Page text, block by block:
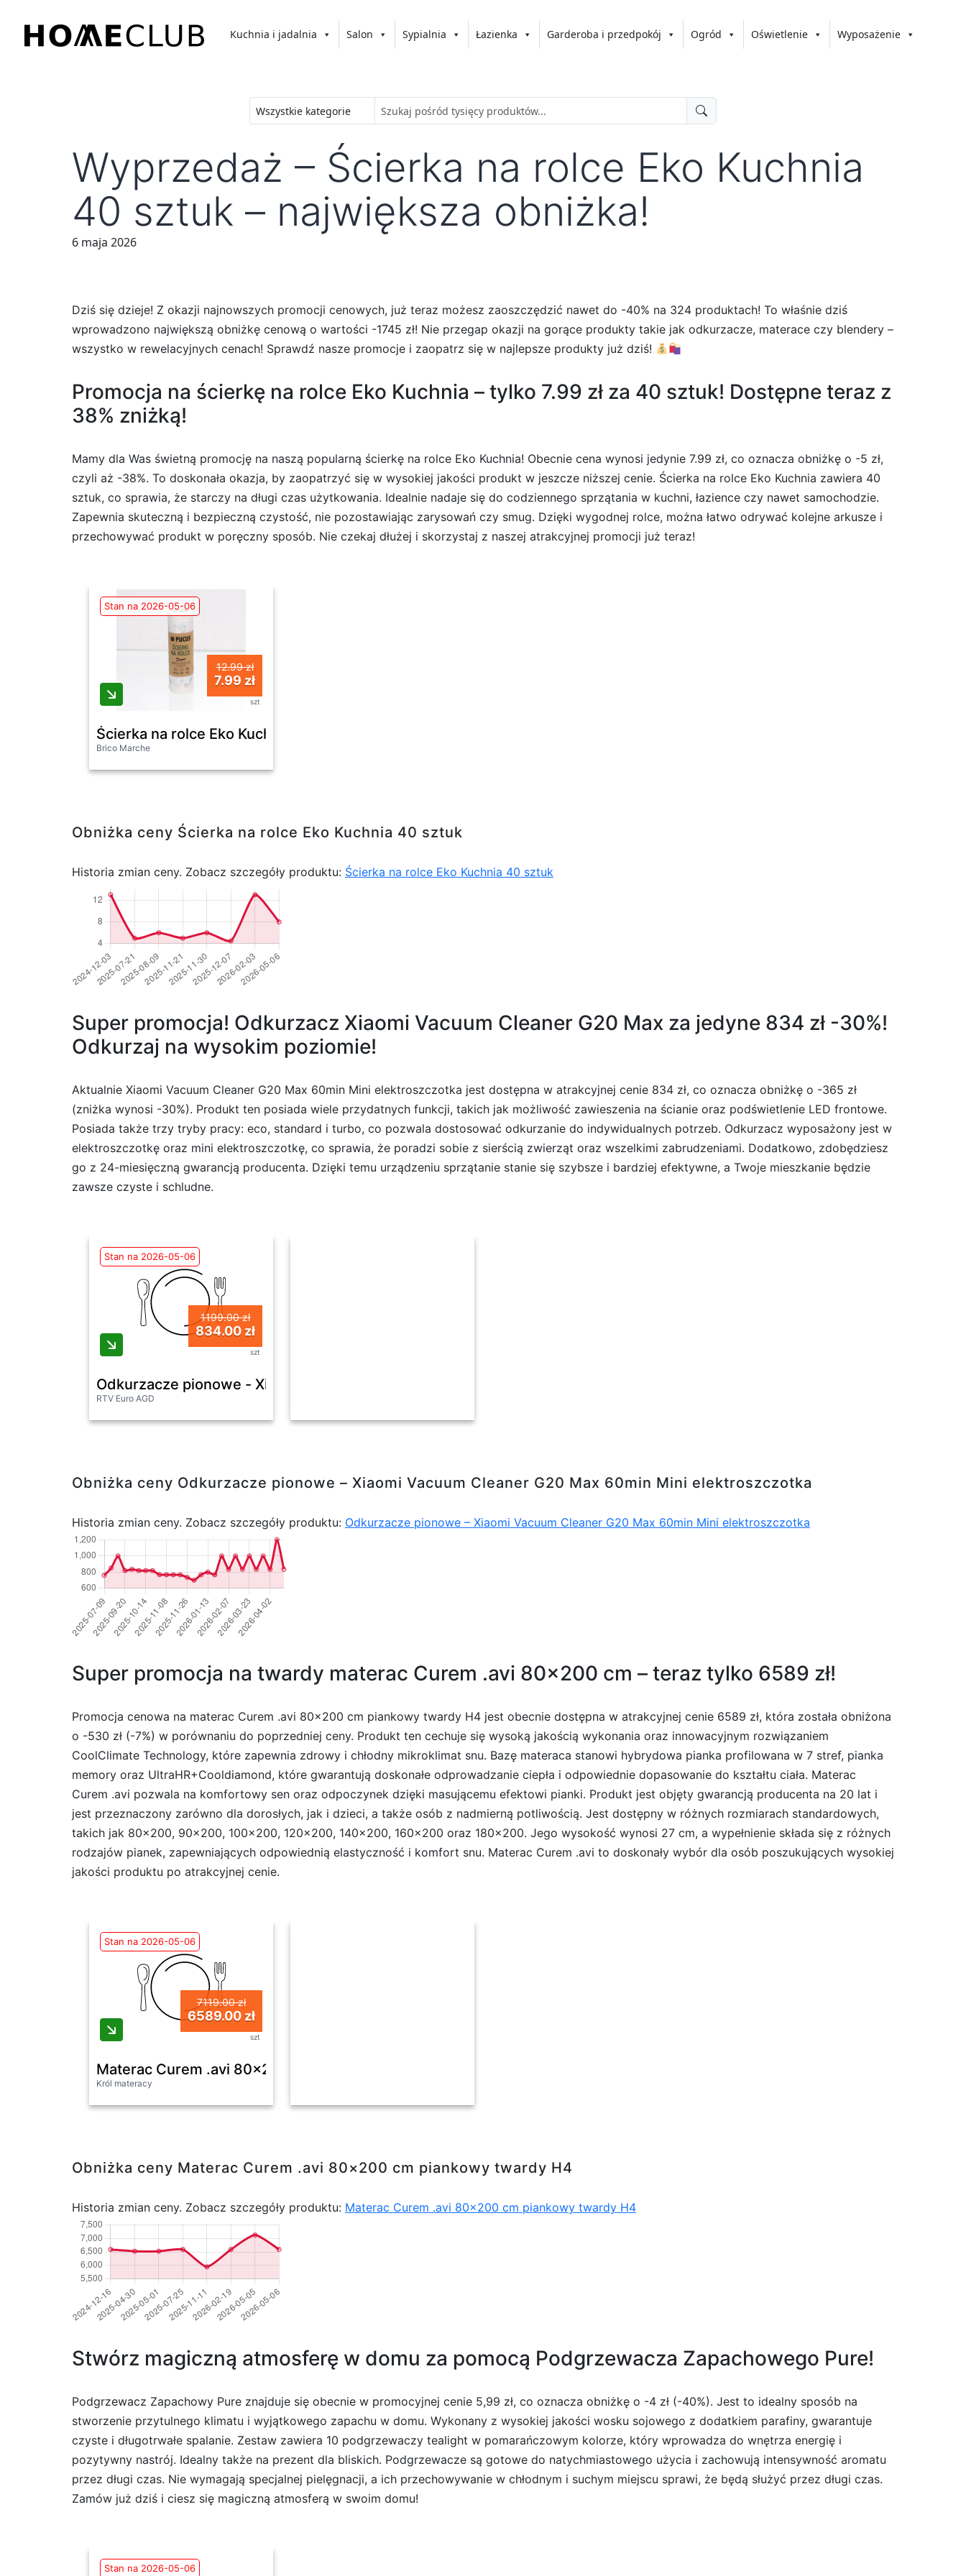
treści
Kuchnia i jadalnia Salon Sypialnia Łazienka Garderoba i przedpokój Ogród Oświetlenie Wyposażenie
Wyprzedaż – Ścierka na rolce Eko Kuchnia
40 sztuk – największa obniżka!
6 maja 2026
Dziś się dzieje! Z okazji najnowszych promocji cenowych, już teraz możesz zaoszczędzić nawet do -40% na 324 produktach! To właśnie dziś
wprowadzono największą obniżkę cenową o wartości -1745 zł! Nie przegap okazji na gorące produkty takie jak odkurzacze, materace czy blendery –
wszystko w rewelacyjnych cenach! Sprawdź nasze promocje i zaopatrz się w najlepsze produkty już dziś!
Promocja na ścierkę na rolce Eko Kuchnia – tylko 7.99 zł za 40 sztuk! Dostępne teraz z
38% zniżką!
Mamy dla Was świetną promocję na naszą popularną ścierkę na rolce Eko Kuchnia! Obecnie cena wynosi jedynie 7.99 zł, co oznacza obniżkę o -5 zł,
czyli aż -38%. To doskonała okazja, by zaopatrzyć się w wysokiej jakości produkt w jeszcze niższej cenie. Ścierka na rolce Eko Kuchnia zawiera 40
sztuk, co sprawia, że starczy na długi czas użytkowania. Idealnie nadaje się do codziennego sprzątania w kuchni, łazience czy nawet samochodzie.
Zapewnia skuteczną i bezpieczną czystość, nie pozostawiając zarysowań czy smug. Dzięki wygodnej rolce, można łatwo odrywać kolejne arkusze i
przechowywać produkt w poręczny sposób. Nie czekaj dłużej i skorzystaj z naszej atrakcyjnej promocji już teraz!
Stan na 2026-05-06
12.99 zł
7.99 zł
szt
Ścierka na rolce Eko Kuchnia 40 sztuk
Brico Marche
Obniżka ceny Ścierka na rolce Eko Kuchnia 40 sztuk
Historia zmian ceny. Zobacz szczegóły produktu: Ścierka na rolce Eko Kuchnia 40 sztuk
Super promocja! Odkurzacz Xiaomi Vacuum Cleaner G20 Max za jedyne 834 zł -30%!
Odkurzaj na wysokim poziomie!
Aktualnie Xiaomi Vacuum Cleaner G20 Max 60min Mini elektroszczotka jest dostępna w atrakcyjnej cenie 834 zł, co oznacza obniżkę o -365 zł
(zniżka wynosi -30%). Produkt ten posiada wiele przydatnych funkcji, takich jak możliwość zawieszenia na ścianie oraz podświetlenie LED frontowe.
Posiada także trzy tryby pracy: eco, standard i turbo, co pozwala dostosować odkurzanie do indywidualnych potrzeb. Odkurzacz wyposażony jest w
elektroszczotkę oraz mini elektroszczotkę, co sprawia, że poradzi sobie z sierścią zwierząt oraz wszelkimi zabrudzeniami. Dodatkowo, zdobędziesz
go z 24-miesięczną gwarancją producenta. Dzięki temu urządzeniu sprzątanie stanie się szybsze i bardziej efektywne, a Twoje mieszkanie będzie
zawsze czyste i schludne.
Stan na 2026-05-06
1199.00 zł
834.00 zł
szt
Odkurzacze pionowe - Xiaomi Vacuum Cleaner G20 Max 60min Mini elektroszczotka
RTV Euro AGD
Obniżka ceny Odkurzacze pionowe – Xiaomi Vacuum Cleaner G20 Max 60min Mini elektroszczotka
Historia zmian ceny. Zobacz szczegóły produktu: Odkurzacze pionowe – Xiaomi Vacuum Cleaner G20 Max 60min Mini elektroszczotka
Super promocja na twardy materac Curem .avi 80×200 cm – teraz tylko 6589 zł!
Promocja cenowa na materac Curem .avi 80×200 cm piankowy twardy H4 jest obecnie dostępna w atrakcyjnej cenie 6589 zł, która została obniżona
o -530 zł (-7%) w porównaniu do poprzedniej ceny. Produkt ten cechuje się wysoką jakością wykonania oraz innowacyjnym rozwiązaniem
CoolClimate Technology, które zapewnia zdrowy i chłodny mikroklimat snu. Bazę materaca stanowi hybrydowa pianka profilowana w 7 stref, pianka
memory oraz UltraHR+Cooldiamond, które gwarantują doskonałe odprowadzanie ciepła i odpowiednie dopasowanie do kształtu ciała. Materac
Curem .avi pozwala na komfortowy sen oraz odpoczynek dzięki masującemu efektowi pianki. Produkt jest objęty gwarancją producenta na 20 lat i
jest przeznaczony zarówno dla dorosłych, jak i dzieci, a także osób z nadmierną potliwością. Jest dostępny w różnych rozmiarach standardowych,
takich jak 80×200, 90×200, 100×200, 120×200, 140×200, 160×200 oraz 180×200. Jego wysokość wynosi 27 cm, a wypełnienie składa się z różnych
rodzajów pianek, zapewniających odpowiednią elastyczność i komfort snu. Materac Curem .avi to doskonały wybór dla osób poszukujących wysokiej
jakości produktu po atrakcyjnej cenie.
Stan na 2026-05-06
7119.00 zł
6589.00 zł
szt
Materac Curem .avi 80x200 cm piankowy twardy H4
Król materacy
Obniżka ceny Materac Curem .avi 80×200 cm piankowy twardy H4
Historia zmian ceny. Zobacz szczegóły produktu: Materac Curem .avi 80×200 cm piankowy twardy H4
Stwórz magiczną atmosferę w domu za pomocą Podgrzewacza Zapachowego Pure!
Podgrzewacz Zapachowy Pure znajduje się obecnie w promocyjnej cenie 5,99 zł, co oznacza obniżkę o -4 zł (-40%). Jest to idealny sposób na
stworzenie przytulnego klimatu i wyjątkowego zapachu w domu. Wykonany z wysokiej jakości wosku sojowego z dodatkiem parafiny, gwarantuje
czyste i długotrwałe spalanie. Zestaw zawiera 10 podgrzewaczy tealight w pomarańczowym kolorze, który wprowadza do wnętrza energię i
pozytywny nastrój. Idealny także na prezent dla bliskich. Podgrzewacze są gotowe do natychmiastowego użycia i zachowują intensywność aromatu
przez długi czas. Nie wymagają specjalnej pielęgnacji, a ich przechowywanie w chłodnym i suchym miejscu sprawi, że będą służyć przez długi czas.
Zamów już dziś i ciesz się magiczną atmosferą w swoim domu!
Stan na 2026-05-06